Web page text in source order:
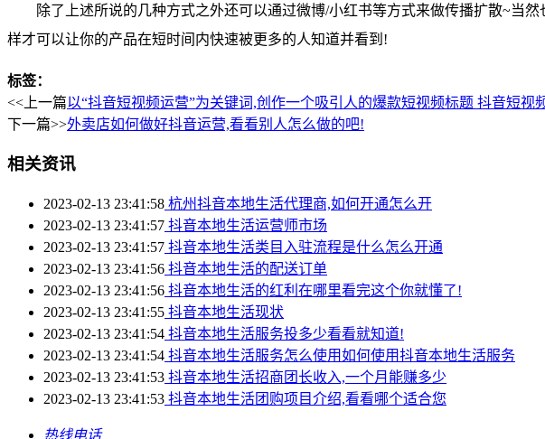
除了上述所说的几种方式之外还可以通过微博/小红书等方式来做传播扩散~当
样才可以让你的产品在短时间内快速被更多的人知道并看到!
标签：
<<上一篇以“抖音短视频运营”为关键词,创作一个吸引人的爆款短视频标题 抖音短视
下一篇>>外卖店如何做好抖音运营,看看别人怎么做的吧!
相关资讯
2023-02-13 23:41:58 杭州抖音本地生活代理商,如何开通怎么开
2023-02-13 23:41:57 抖音本地生活运营师市场
2023-02-13 23:41:57 抖音本地生活类目入驻流程是什么怎么开通
2023-02-13 23:41:56 抖音本地生活的配送订单
2023-02-13 23:41:56 抖音本地生活的红利在哪里看完这个你就懂了!
2023-02-13 23:41:55 抖音本地生活现状
2023-02-13 23:41:54 抖音本地生活服务投多少看看就知道!
2023-02-13 23:41:54 抖音本地生活服务怎么使用如何使用抖音本地生活服务
2023-02-13 23:41:53 抖音本地生活招商团长收入,一个月能赚多少
2023-02-13 23:41:53 抖音本地生活团购项目介绍,看看哪个适合您
热线电话